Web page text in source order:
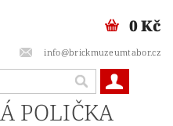
info@brickmuzeumtabor.cz
0 Kč
POLIČKA